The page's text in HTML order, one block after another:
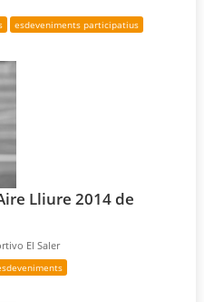
esdeveniments participatius
Lliure 2014 de
El Saler